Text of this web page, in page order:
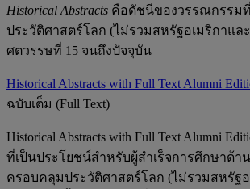
Historical Abstracts คือดัชนีของวรรณกรรม
ประวัติศาสตร์โลก (ไม่รวมสหรัฐอเมริกาแล
ศตวรรษที่ 15 จนถึงปัจจุบัน
Historical Abstracts with Full Text Alumni
ฉบับเต็ม (Full Text)
Historical Abstracts with Full Text Alumni
ที่เป็นประโยชน์สำหรับผู้สำเร็จการศึกษาด้า
ครอบคลุมประวัติศาสตร์โลก (ไม่รวมสหรัฐอ